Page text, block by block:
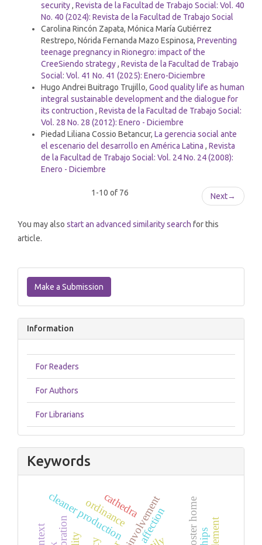
security, Revista de la Facultad de Trabajo Social: Vol. 40
No. 40 (2024): Revista de la Facultad de Trabajo Social
Carolina Rincón Zapata, Mónica María Gutiérrez
Restrepo, Nórida Fernanda Mazo Espinosa, Preventing
teenage pregnancy in Rionegro: impact of the
CreeSiendo strategy, Revista de la Facultad de Trabajo
Social: Vol. 41 No. 41 (2025): Enero-Diciembre
Hugo Andrei Buitrago Trujillo, Good quality life as human
integral sustainable development and the dialogue for
its contruction , Revista de la Facultad de Trabajo Social:
Vol. 28 No. 28 (2012): Enero - Diciembre
Piedad Liliana Cossio Betancur, La gerencia social ante
el escenario del desarrollo en América Latina , Revista
de la Facultad de Trabajo Social: Vol. 24 No. 24 (2008):
Enero - Diciembre
1-10 of 76 Next→
You may also start an advanced similarity search for this
article.
a
Submission
Make a Submission
Information
For Readers
For Authors
For Librarians
Keywords
cleaner production
ordinance affection
cathedra